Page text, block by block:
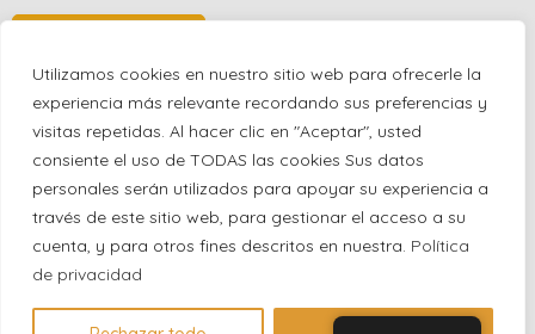
Utilizamos cookies en nuestro sitio web para ofrecerle la
experiencia más relevante recordando sus preferencias y
visitas repetidas. Al hacer clic en "Aceptar", usted
consiente el uso de TODAS las cookies Sus datos
personales serán utilizados para apoyar su experiencia a
través de este sitio web, para gestionar el acceso a su
cuenta, y para otros fines descritos en nuestra. Política
de privacidad
Póngase en contacto con nosotros
+1 (863) 591-0316
+1 (866) 480-9591
partnernetwork@certjoin.com
4300 Biscayne Blvd Suite 203 Miami, Florida 33137
2026 © All rights reserved Certjoin LLC | Support by CVGroup.co